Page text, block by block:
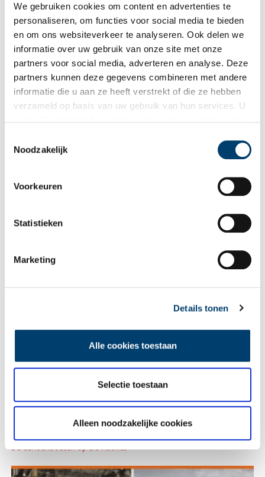
We gebruiken cookies om content en advertenties te
personaliseren, om functies voor social media te bieden
en om ons websiteverkeer te analyseren. Ook delen we
informatie over uw gebruik van onze site met onze
partners voor social media, adverteren en analyse. Deze
partners kunnen deze gegevens combineren met andere
informatie die u aan ze heeft verstrekt of die ze hebben
verzameld op basis van uw gebruik van hun services. U
Noodzakelijk
Voorkeuren
Statistieken
Marketing
Details tonen
Alle cookies toestaan
Selectie toestaan
Alleen noodzakelijke cookies
Vereiste velden zijn gemarkeerd met *. Het e-mailadres wordt niet
gepubliceerd.
Naam*
E-mail*
Tien verdwenen pretparken
De eendenboeten op De Haukes